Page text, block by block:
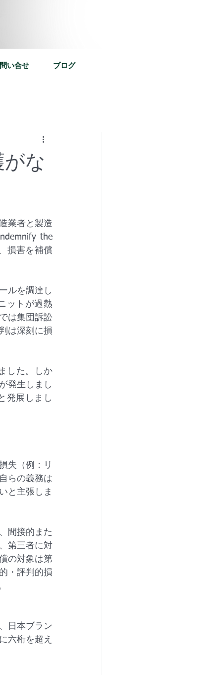
い合せ ブログ
な
業者と製造
the
損害を補償
ルを調達し
ットが過熱
は集団訴訟
は深刻に損
した。しか
発生しまし
発展しまし
失（例：リ
らの義務は
と主張しま
間接的また
第三者に対
の対象は第
・評判的損
日本ブラン
六桁を超え